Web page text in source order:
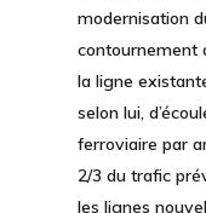
modernisation
contournement
la ligne
selon lui,
ferroviaire par
2/3 du trafic
les lignes